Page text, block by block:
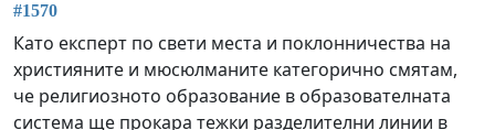
#1570
Като експерт по свети места и поклонничества на
християните и мюсюлманите категорично смятам,
че религиозното образование в образователната
система ще прокара тежки разделителни линии в